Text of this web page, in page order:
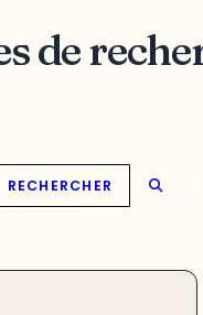
de
RECHERCHER